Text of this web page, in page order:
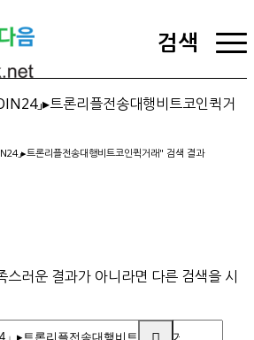
검색
」▸트론리플전송대행비트코인퀵거
」▸트론리플전송대행비트코인퀵거래" 검색 결과
스러운 결과가 아니라면 다른 검색을 시